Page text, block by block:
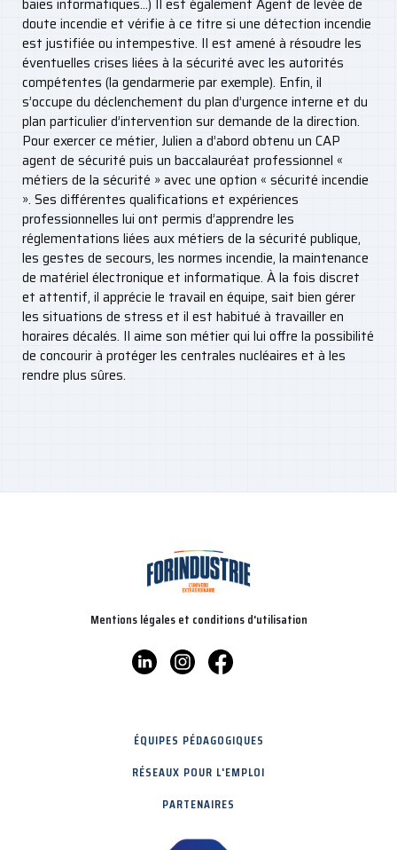
doute incendie et vérifie à ce titre si une détection incendie
est justifiée ou intempestive. Il est amené à résoudre les
éventuelles crises liées à la sécurité avec les autorités
compétentes (la gendarmerie par exemple). Enfin, il
s’occupe du déclenchement du plan d’urgence interne et du
plan particulier d’intervention sur demande de la direction.
Pour exercer ce métier, Julien a d’abord obtenu un CAP
agent de sécurité puis un baccalauréat professionnel «
métiers de la sécurité » avec une option « sécurité incendie
». Ses différentes qualifications et expériences
professionnelles lui ont permis d’apprendre les
réglementations liées aux métiers de la sécurité publique,
les gestes de secours, les normes incendie, la maintenance
de matériel électronique et informatique. À la fois discret
et attentif, il apprécie le travail en équipe, sait bien gérer
les situations de stress et il est habitué à travailler en
horaires décalés. Il aime son métier qui lui offre la possibilité
de concourir à protéger les centrales nucléaires et à les
rendre plus sûres.
Mentions légales et conditions d'utilisation
ÉQUIPES PÉDAGOGIQUES
RÉSEAUX POUR L'EMPLOI
PARTENAIRES